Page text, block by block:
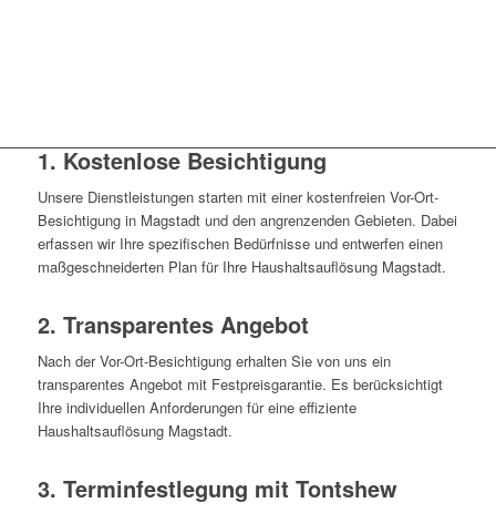
1. Kostenlose Besichtigung
Unsere Dienstleistungen starten mit einer kostenfreien Vor-Ort-
Besichtigung in Magstadt und den angrenzenden Gebieten. Dabei
erfassen wir Ihre spezifischen Bedürfnisse und entwerfen einen
maßgeschneiderten Plan für Ihre Haushaltsauflösung Magstadt.
2. Transparentes Angebot
Nach der Vor-Ort-Besichtigung erhalten Sie von uns ein
transparentes Angebot mit Festpreisgarantie. Es berücksichtigt
Ihre individuellen Anforderungen für eine effiziente
Haushaltsauflösung Magstadt.
3. Terminfestlegung mit Tontshew